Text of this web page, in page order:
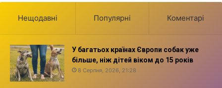
Нещодавні Популярні Коментарі
У багатьох країнах Європи собак уже
більше, ніж дітей віком до 15 років
8 Серпня, 2026, 21:28